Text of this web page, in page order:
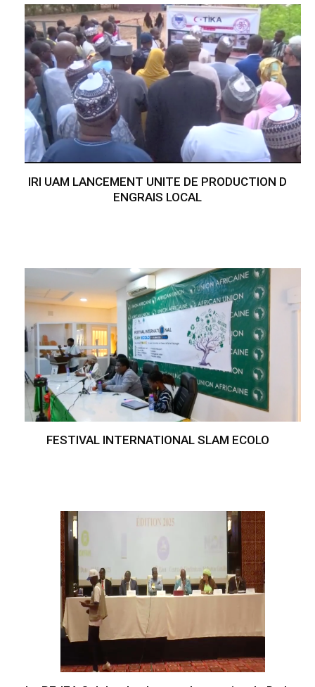
IRI UAM LANCEMENT UNITE DE PRODUCTION D
ENGRAIS LOCAL
FESTIVAL INTERNATIONAL SLAM ECOLO